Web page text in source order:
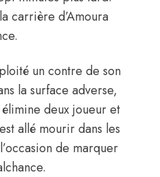
carrière d’Amoura
un contre de son
la surface adverse,
deux joueur et
allé mourir dans les
de marquer